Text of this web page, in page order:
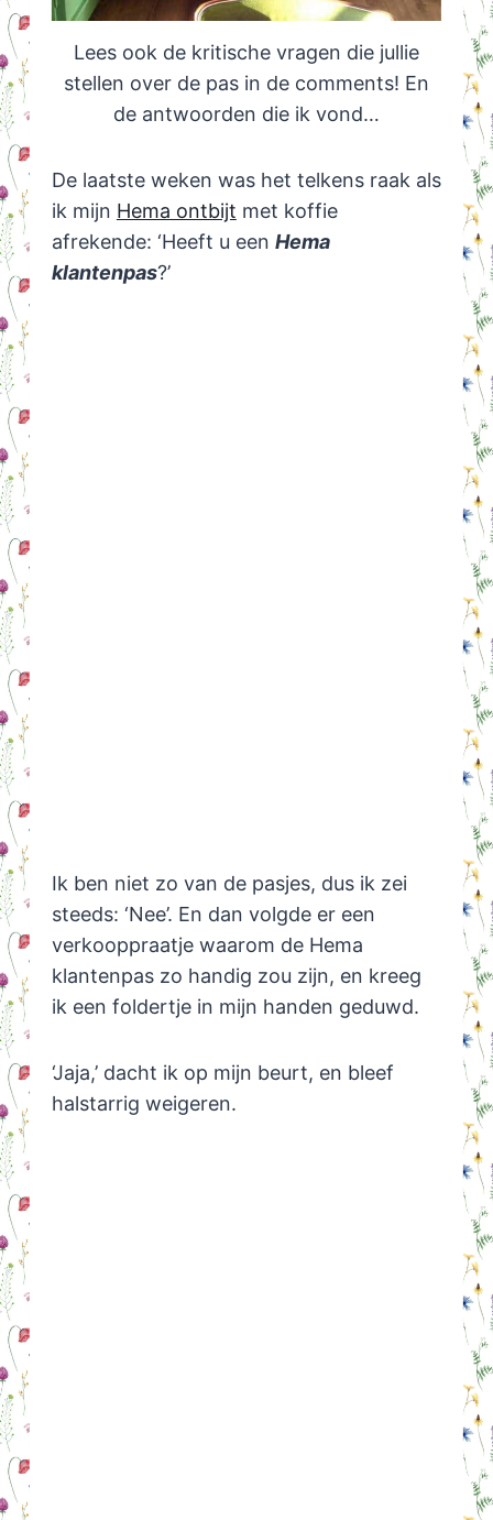
Lees ook de kritische vragen die jullie
stellen over de pas in de comments! En
de antwoorden die ik vond…
De laatste weken was het telkens raak als
ik mijn Hema ontbijt met koffie
afrekende: ‘Heeft u een Hema
klantenpas?’
Ik ben niet zo van de pasjes, dus ik zei
steeds: ‘Nee’. En dan volgde er een
verkooppraatje waarom de Hema
klantenpas zo handig zou zijn, en kreeg
ik een foldertje in mijn handen geduwd.
‘Jaja,’ dacht ik op mijn beurt, en bleef
halstarrig weigeren.